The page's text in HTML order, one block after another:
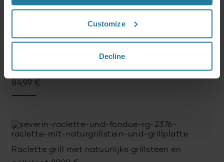
Customize
Decline
betrouwbare kookoptie.
Raclette met natuurgrillsteen en grill-plaat
84,99 €
Raclette grill met natuurlijke grillsteen en